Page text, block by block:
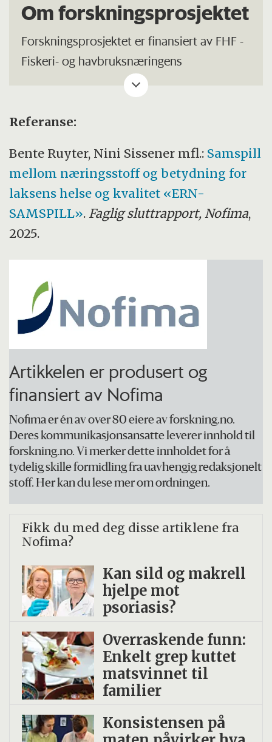
Om forskningsprosjektet
Forskningsprosjektet er finansiert av FHF -
Fiskeri- og havbruksnæringens
forskningsfinansiering, og ledet av Nofima.
Prosjektpartnere: Havforskningsinstituttet,
universitet, UiT (Norges Arktiske
Universitet, INRAE (The French National
Research Institute for Agriculture, Food
and Environment), Gøteborgs universitet,
Skretting Aquaculture Innovation AS og
Referanse:
Bente Ruyter, Nini Sissener mfl.: Samspill
mellom næringsstoff og betydning for
laksens helse og kvalitet «ERN-
SAMSPILL». Faglig sluttrapport, Nofima,
2025.
Artikkelen er produsert og
finansiert av Nofima
Nofima er én av over 80 eiere av forskning.no.
Deres kommunikasjonsansatte leverer innhold til
forskning.no. Vi merker dette innholdet for å
tydelig skille formidling fra uavhengig redaksjonelt
stoff. Her kan du lese mer om ordningen.
Fikk du med deg disse artiklene fra
Nofima?
Kan sild og makrell
hjelpe mot
psoriasis?
Overraskende funn:
Enkelt grep kuttet
matsvinnet til
familier
Konsistensen på